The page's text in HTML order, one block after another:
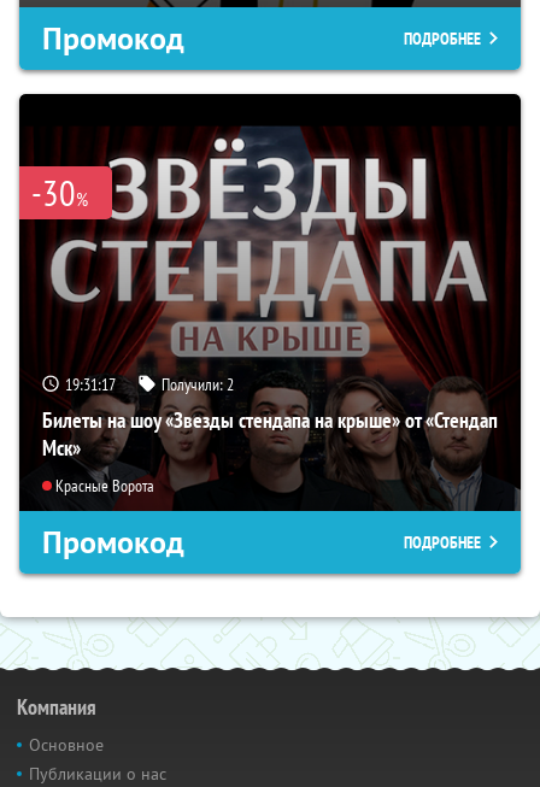
Промокод ПОДРОБНЕЕ
-30%
19:31:16 Получили:2
Билеты на шоу «Звезды стендапа на крыше» от «Стендап
Мск»
Красные Ворота
Промокод ПОДРОБНЕЕ
Компания
Основное
Публикации о нас